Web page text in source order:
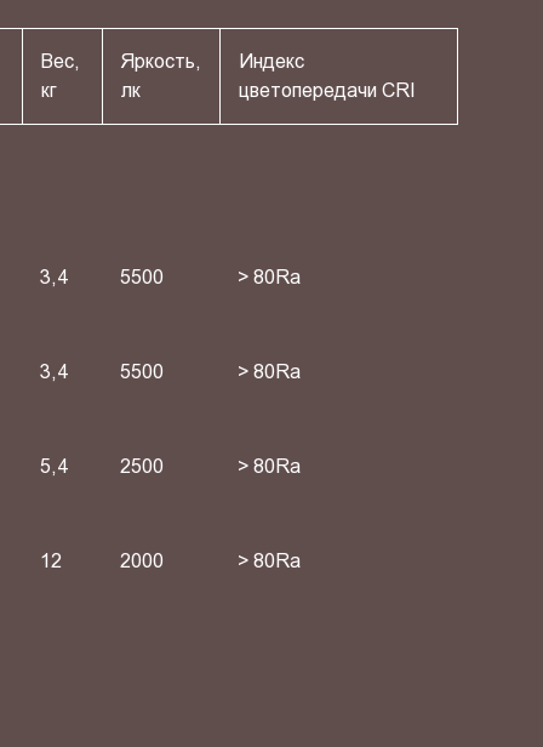
Вес,
кг
Яркость,
лк
Индекс
цветопередачи СRI
3,4 5500 > 80Ra
3,4 5500 > 80Ra
5,4 2500 > 80Ra
12 2000 > 80Ra